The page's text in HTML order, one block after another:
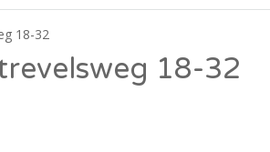
18-32
18-32